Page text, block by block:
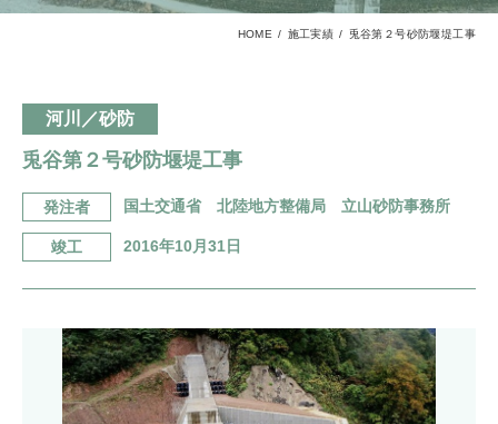
HOME 施工実績 兎谷第２号砂防堰堤工事
河川／砂防
兎谷第２号砂防堰堤工事
発注者 国土交通省 北陸地方整備局 立山砂防事務所
竣工 2016年10月31日